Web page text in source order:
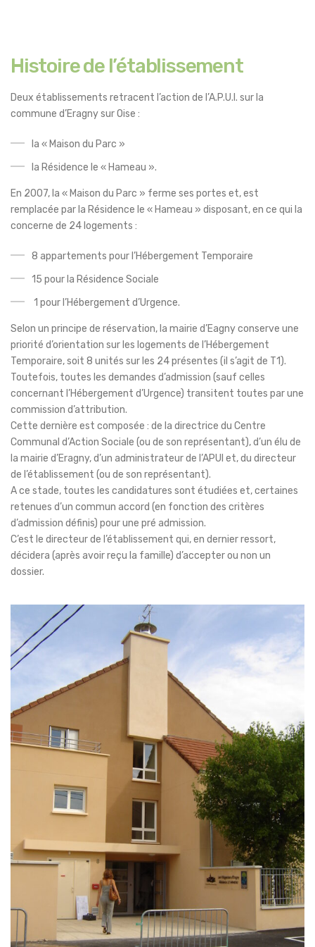
Histoire de l’établissement
Deux établissements retracent l’action de l’A.P.U.I. sur la
commune d’Eragny sur Oise :
la « Maison du Parc »
la Résidence le « Hameau ».
En 2007, la « Maison du Parc » ferme ses portes et, est
remplacée par la Résidence le « Hameau » disposant, en ce qui la
concerne de 24 logements :
8 appartements pour l’Hébergement Temporaire
15 pour la Résidence Sociale
1 pour l’Hébergement d’Urgence.
Selon un principe de réservation, la mairie d’Eagny conserve une
priorité d’orientation sur les logements de l’Hébergement
Temporaire, soit 8 unités sur les 24 présentes (il s’agit de T1).
Toutefois, toutes les demandes d’admission (sauf celles
concernant l’Hébergement d’Urgence) transitent toutes par une
commission d’attribution.
Cette dernière est composée : de la directrice du Centre
Communal d’Action Sociale (ou de son représentant), d’un élu de
la mairie d’Eragny, d’un administrateur de l’APUI et, du directeur
de l’établissement (ou de son représentant).
A ce stade, toutes les candidatures sont étudiées et, certaines
retenues d’un commun accord (en fonction des critères
d’admission définis) pour une pré admission.
C’est le directeur de l’établissement qui, en dernier ressort,
décidera (après avoir reçu la famille) d’accepter ou non un
dossier.